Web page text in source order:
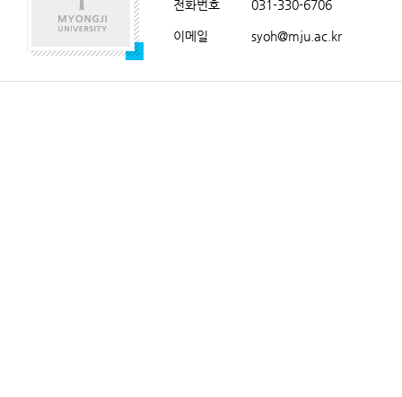
전화번호 031-330-6706
이메일 syoh@mju.ac.kr